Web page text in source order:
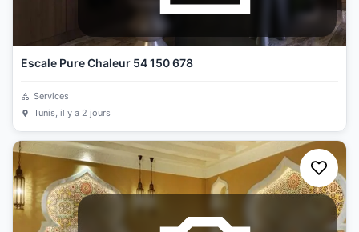
Escale Pure Chaleur 54 150 678
Services
Tunis, il y a 2 jours